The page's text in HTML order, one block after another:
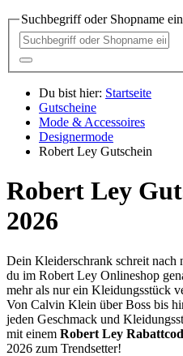
Suchbegriff oder Shopname
Du bist hier: Startseite
Gutscheine
Mode & Accessoires
Designermode
Robert Ley Gutschein
Robert Ley
2026
Dein Kleiderschrank schreit nach
du im Robert Ley Onlineshop
mehr als nur ein Kleidungsstück
Von Calvin Klein über Boss bis
jeden Geschmack und
mit einem Robert Ley
2026 zum Trendsetter!